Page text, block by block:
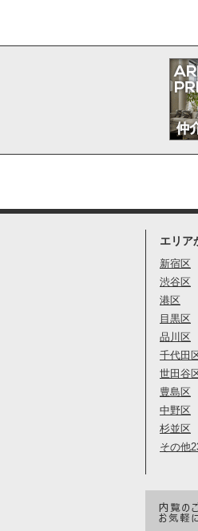
エリア
新宿区
渋谷区
港区
目黒区
品川区
千代田
世田谷
豊島区
中野区
杉並区
その他